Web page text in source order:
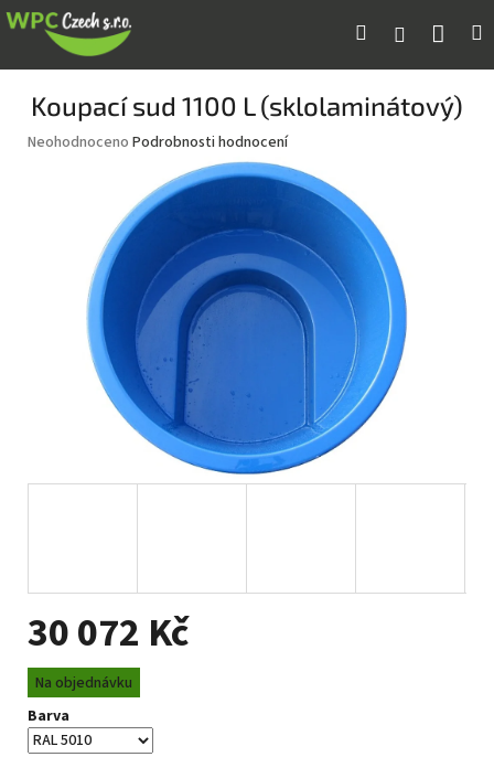
Přejít
na
Hledat Přihlášení
Koupací sud 1100 L (sklolaminátový)
Průměrné
hvězdiček.
Neohodnoceno Podrobnosti hodnocení
30 072 Kč
Měrná
cena:
Na objednávku
Barva